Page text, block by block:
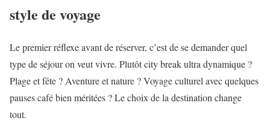
style de voyage
Le premier réflexe avant de réserver, c’est de se demander quel
type de séjour on veut vivre. Plutôt city break ultra dynamique ?
Plage et fête ? Aventure et nature ? Voyage culturel avec quelques
pauses café bien méritées ? Le choix de la destination change
tout.